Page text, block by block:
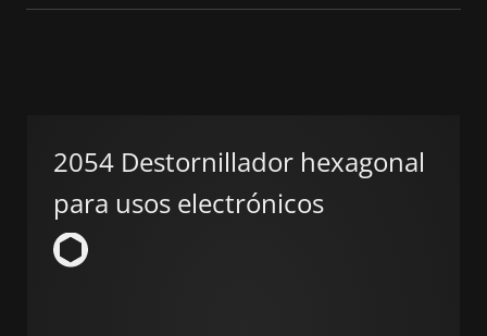
2054 Destornillador hexagonal
para usos electrónicos